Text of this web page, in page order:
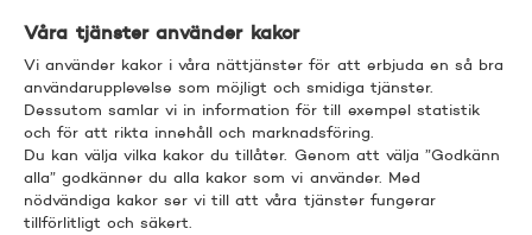
Tillgänglighet
Bra att veta
© 2026 POP Pankki, Hevosenkenkä 3, 02600
ESPOO
Våra tjänster använder kakor
Vi använder kakor i våra nättjänster för att erbjuda en så bra
användarupplevelse som möjligt och smidiga tjänster.
Dessutom samlar vi in information för till exempel statistik
och för att rikta innehåll och marknadsföring.
Du kan välja vilka kakor du tillåter. Genom att välja ”Godkänn
alla” godkänner du alla kakor som vi använder. Med
nödvändiga kakor ser vi till att våra tjänster fungerar
tillförlitligt och säkert.